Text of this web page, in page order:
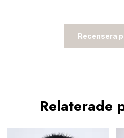
Recensera
Relaterade